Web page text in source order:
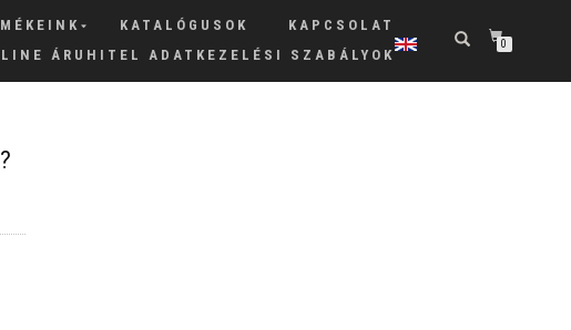
KATALÓGUSOK
KAPCSOLAT
ÁRUHITEL ADATKEZELÉSI SZABÁLYOK
0